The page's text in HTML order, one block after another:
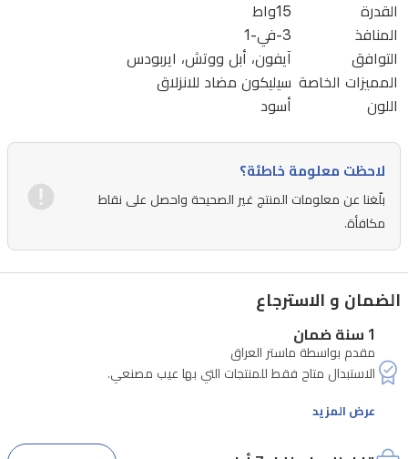
تجربة
شحن
مستقرة
وفعالة
15W
في
المنزل،
المكتب،
أو
السفر
القدرة
15واط
المنافذ
3-في-1
التوافق
آيفون، أبل ووتش، ايربودس
المميزات الخاصة سيليكون مضاد للانزلاق
اللون
أسود
لاحظت معلومة خاطئة؟
بلّغنا عن معلومات المنتج غير الصحيحة واحصل على نقاط
مكافأة.
الضمان و الاسترجاع
1 سنة ضمان
مقدم بواسطة ماستر العراق
عرض المزيد